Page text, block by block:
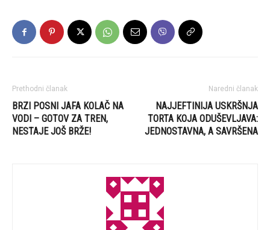
Prethodni članak
BRZI POSNI JAFA KOLAČ NA
VODI – GOTOV ZA TREN,
NESTAJE JOŠ BRŽE!
Naredni članak
NAJJEFTINIJA USKRŠNJA
TORTA KOJA ODUŠEVLJAVA:
JEDNOSTAVNA, A SAVRŠENA